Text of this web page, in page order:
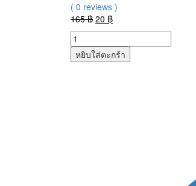
( 0 reviews )
165฿ Original
price
165 ฿.
20 ฿Current
price
20 ฿.
หยิบใส่ตะกร้า